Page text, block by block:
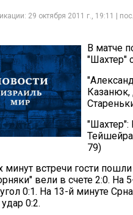
29 октября 2011 г., 19:11 |
В матче
"Шахтер"
Казанюк,
"Шахтер":
79)
минут встречи гости
вели в счете 2:0.
0:1. На 13-й минуте
0:2.